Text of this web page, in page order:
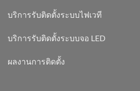
บริการรับติดตั้งระบบไฟเวที
บริการรับติดตั้งระบบจอ LED
ผลงานการติดตั้ง